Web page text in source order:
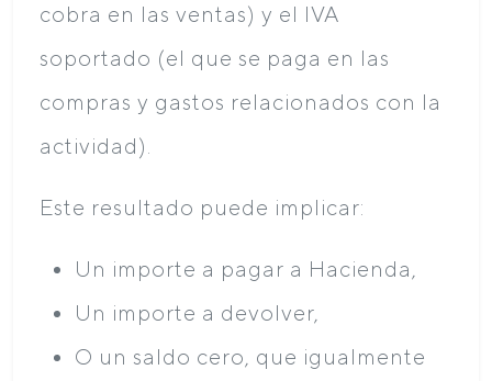
cobra en las ventas) y el IVA
soportado (el que se paga en las
compras y gastos relacionados con la
actividad).
Este resultado puede implicar:
Un importe a pagar a Hacienda,
Un importe a devolver,
O un saldo cero, que igualmente